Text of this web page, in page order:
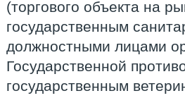
(торгового объекта на
государственным
должностными лицами
Государственной
государственным